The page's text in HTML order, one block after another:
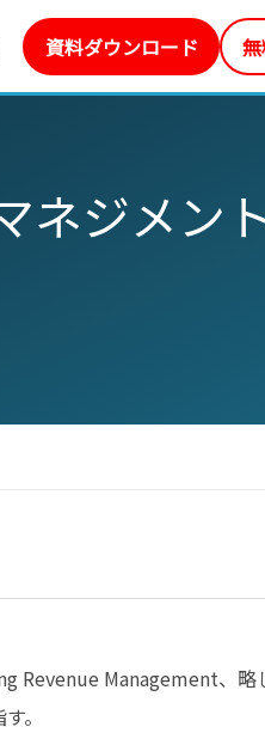
資料ダウンロード
ジメント
Management、略
。